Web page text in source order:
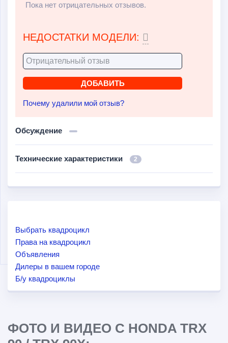
Пока нет отрицательных отзывов.
НЕДОСТАТКИ МОДЕЛИ:
Почему удалили мой отзыв?
Обсуждение
Технические характеристики 2
Выбрать квадроцикл
Права на квадроцикл
Объявления
Дилеры в вашем городе
Б/у квадроциклы
ФОТО И ВИДЕО С HONDA TRX